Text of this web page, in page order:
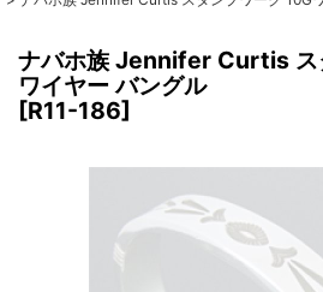
ナバホ族 Jennifer Curtis ス
ワイヤー バングル
[R11-186]